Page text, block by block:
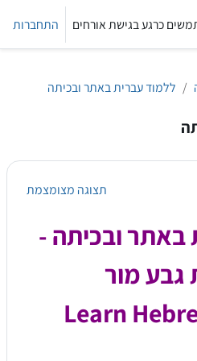
כרגע בגישת אורחים התחברות
ללמוד עברית באתר ובכיתה
תצוגה מצומצמת
באתר ובכיתה -
גבע מור
Learn